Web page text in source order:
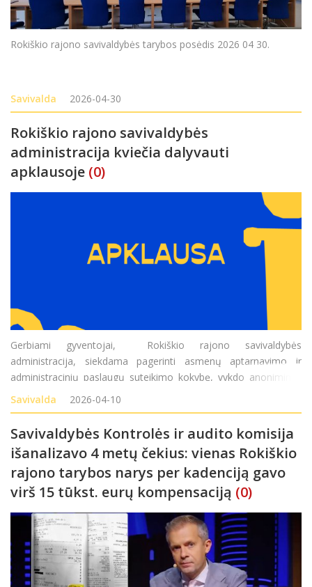
Rokiškio rajono savivaldybės tarybos posėdis 2026 04 30.
Savivalda 2026-04-30
Rokiškio rajono savivaldybės
administracija kviečia dalyvauti
apklausoje (0)
Gerbiami gyventojai, Rokiškio rajono savivaldybės
administracija, siekdama pagerinti asmenų aptarnavimo ir
administracinių paslaugų suteikimo kokybę, vykdo anonimines
asmenų apklausas. Kviečiame pareikšti savo nuomonę užpildant
anketas internete, tiesiogiai atvykus į Roki&s
Savivalda 2026-04-10
Savivaldybės Kontrolės ir audito komisija
išanalizavo 4 metų čekius: vienas Rokiškio
rajono tarybos narys per kadenciją gavo
virš 15 tūkst. eurų kompensaciją (0)